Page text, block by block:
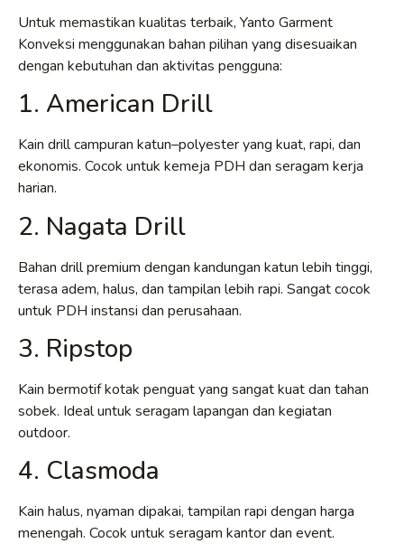
Untuk memastikan kualitas terbaik, Yanto Garment
Konveksi menggunakan bahan pilihan yang disesuaikan
dengan kebutuhan dan aktivitas pengguna:
1. American Drill
Kain drill campuran katun–polyester yang kuat, rapi, dan
ekonomis. Cocok untuk kemeja PDH dan seragam kerja
harian.
2. Nagata Drill
Bahan drill premium dengan kandungan katun lebih tinggi,
terasa adem, halus, dan tampilan lebih rapi. Sangat cocok
untuk PDH instansi dan perusahaan.
3. Ripstop
Kain bermotif kotak penguat yang sangat kuat dan tahan
sobek. Ideal untuk seragam lapangan dan kegiatan
outdoor.
4. Clasmoda
Kain halus, nyaman dipakai, tampilan rapi dengan harga
menengah. Cocok untuk seragam kantor dan event.